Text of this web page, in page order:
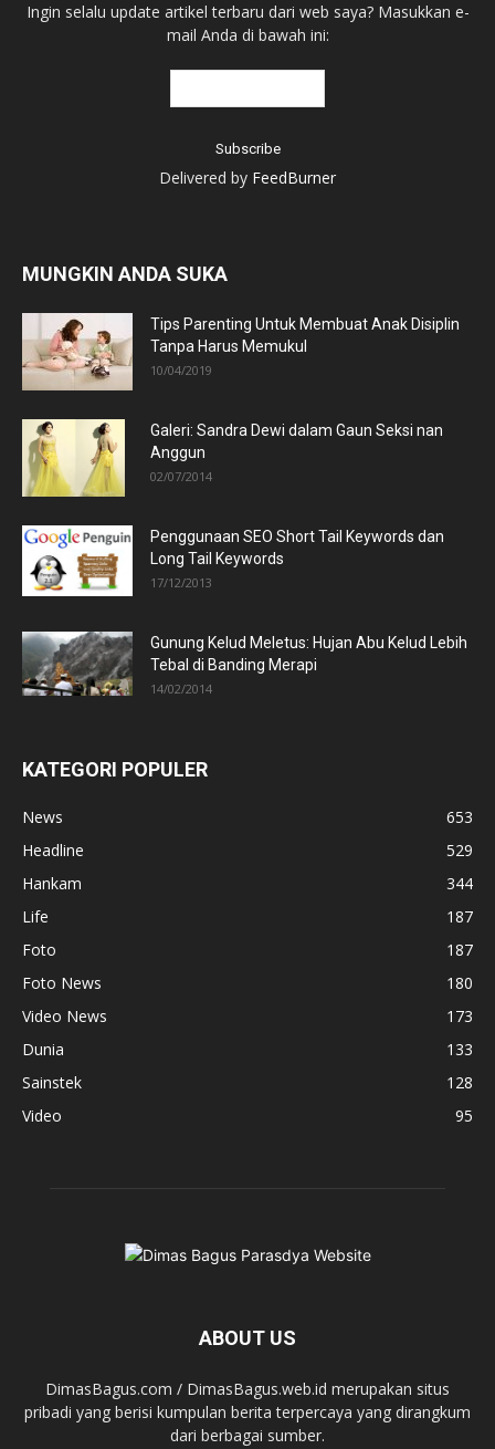
Ingin selalu update artikel terbaru dari web saya? Masukkan e-
mail Anda di bawah ini:
Delivered by FeedBurner
MUNGKIN ANDA SUKA
Tips Parenting Untuk Membuat Anak Disiplin
Tanpa Harus Memukul
10/04/2019
Galeri: Sandra Dewi dalam Gaun Seksi nan
Anggun
02/07/2014
Penggunaan SEO Short Tail Keywords dan
Long Tail Keywords
17/12/2013
Gunung Kelud Meletus: Hujan Abu Kelud Lebih
Tebal di Banding Merapi
14/02/2014
KATEGORI POPULER
News
653
Headline
529
Hankam
344
Life
187
Foto
187
Foto News
180
Video News
173
Dunia
133
Sainstek
128
Video
95
ABOUT US
DimasBagus.com / DimasBagus.web.id merupakan situs
pribadi yang berisi kumpulan berita terpercaya yang dirangkum
dari berbagai sumber.